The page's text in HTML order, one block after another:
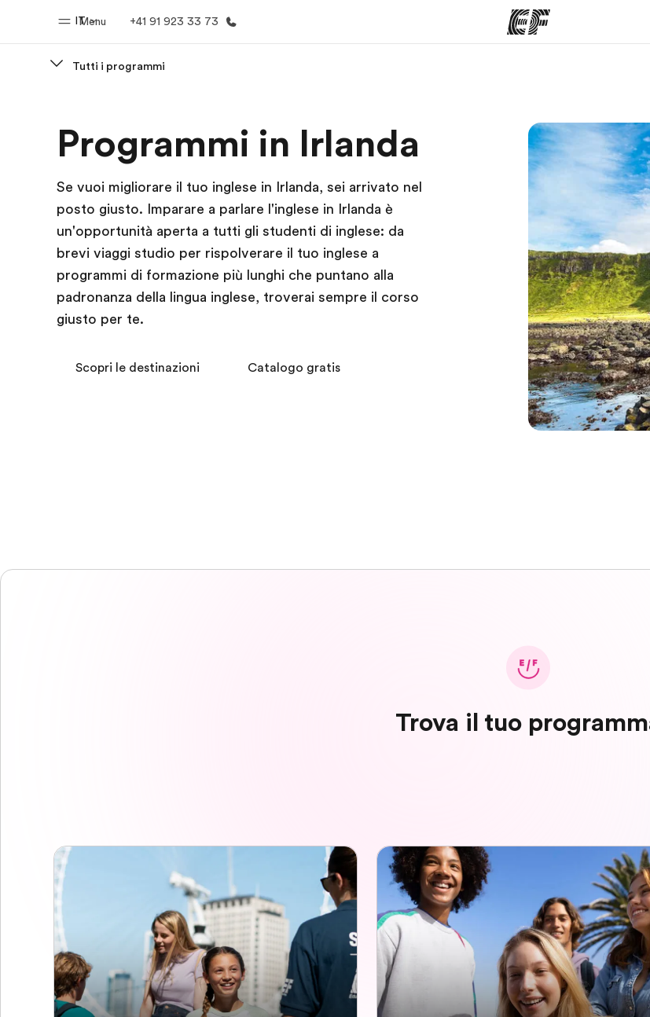
Menu
IT +41 91 923 33 73
Benvenuto alla EF Vedi la nostra offerta Trova l'ufficio più vicino
Tutti i programmi
Programmi in Irlanda
Se vuoi migliorare il tuo inglese in Irlanda, sei arrivato nel
posto giusto. Imparare a parlare l'inglese in Irlanda è
un'opportunità aperta a tutti gli studenti di inglese: da
brevi viaggi studio per rispolverare il tuo inglese a
programmi di formazione più lunghi che puntano alla
padronanza della lingua inglese, troverai sempre il corso
giusto per te.
Scopri le destinazioni Catalogo gratis
Trova il tuo